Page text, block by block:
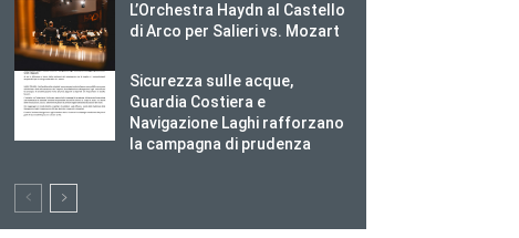
L’Orchestra Haydn al Castello
di Arco per Salieri vs. Mozart
Sicurezza sulle acque,
Guardia Costiera e
Navigazione Laghi rafforzano
la campagna di prudenza